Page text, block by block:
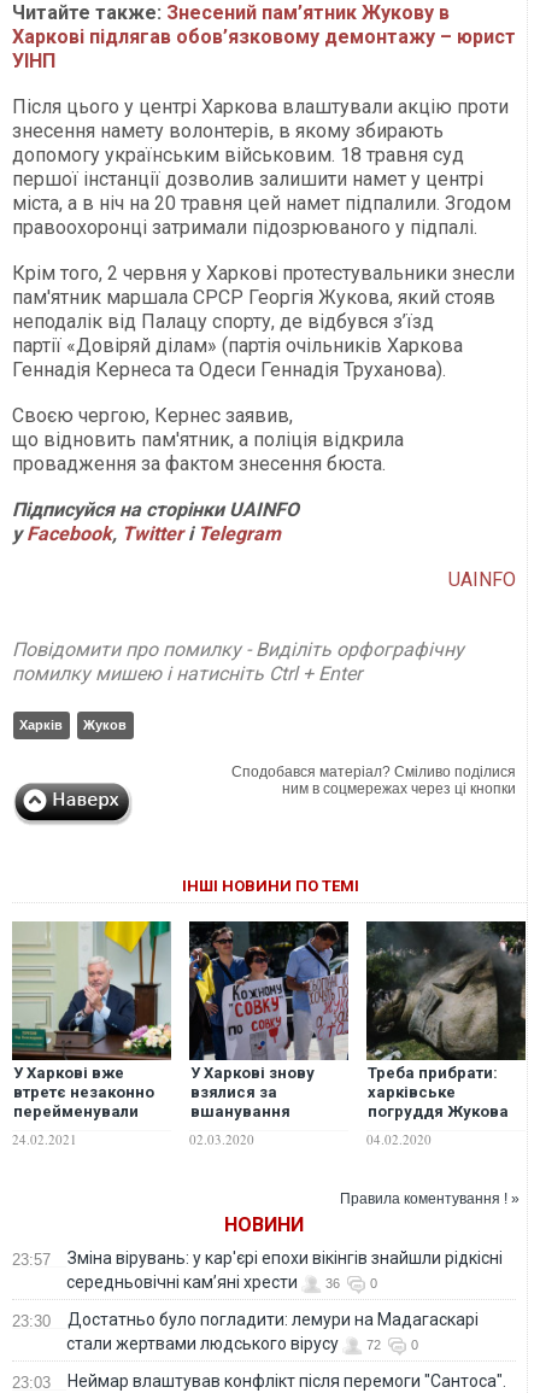
Читайте также: Знесений пам’ятник Жукову в
Харкові підлягав обов’язковому демонтажу – юрист
УІНП
Після цього у центрі Харкова влаштували акцію проти
знесення намету волонтерів, в якому збирають
допомогу українським військовим. 18 травня суд
першої інстанції дозволив залишити намет у центрі
міста, а в ніч на 20 травня цей намет підпалили. Згодом
правоохоронці затримали підозрюваного у підпалі.
Крім того, 2 червня у Харкові протестувальники знесли
пам'ятник маршала СРСР Георгія Жукова, який стояв
неподалік від Палацу спорту, де відбувся з’їзд
партії «Довіряй ділам» (партія очільників Харкова
Геннадія Кернеса та Одеси Геннадія Труханова).
Своєю чергою, Кернес заявив,
що відновить пам'ятник, а поліція відкрила
провадження за фактом знесення бюста.
Підписуйся на сторінки UAINFO
уFacebook, Twitter і Telegram
UAINFO
Повідомити про помилку - Виділіть орфографічну
помилку мишею і натисніть Ctrl + Enter
Харків Жуков
Сподобався матеріал? Сміливо поділися
ним в соцмережах через ці кнопки
ІНШІ НОВИНИ ПО ТЕМІ
У Харкові вже
втретє незаконно
перейменували
Григоренка: цей
24.02.2021
У Харкові знову
взялися за
вшанування
02.03.2020
Треба прибрати:
харківське
погруддя Жукова
ДОКУМЕНТ
04.02.2020
Правила коментування ! »
НОВИНИ
23:57
Зміна вірувань: у кар'єрі епохи вікінгів знайшли рідкісні
середньовічні кам’яні хрести
36 0
23:30
Достатньо було погладити: лемури на Мадагаскарі
стали жертвами людського вірусу
72 0
23:03
Неймар влаштував конфлікт після перемоги "Сантоса".